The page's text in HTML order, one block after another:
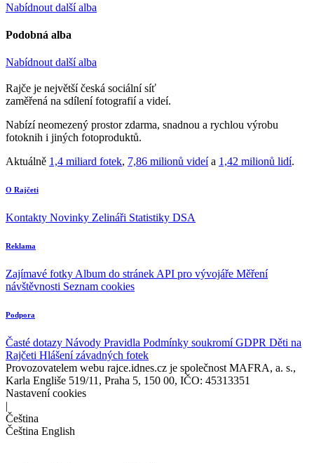
Nabídnout další alba
Podobná alba
Nabídnout další alba
Rajče je největší česká sociální síť
zaměřená na sdílení fotografií a videí.
Nabízí neomezený prostor zdarma, snadnou a rychlou výrobu
fotoknih i jiných fotoproduktů.
Aktuálně 1,4 miliard fotek, 7,86 milionů videía 1,42 milionů lidí.
O Rajčeti
Kontakty Novinky Zelináři Statistiky DSA
Reklama
Zajímavé fotky Album do stránek API pro vývojáře Měření
návštěvnosti Seznam cookies
Podpora
Časté dotazy Návody Pravidla Podmínky soukromíGDPR Děti na
Rajčeti Hlášení závadných fotek
Provozovatelem webu rajce.idnes.cz je společnost MAFRA, a. s.,
Karla Engliše 519/11, Praha 5, 150 00, IČO: 45313351
Nastavení cookies
|
Čeština
Čeština English